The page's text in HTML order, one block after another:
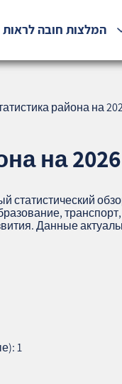
1.
המלצות חובה
района на
на 2026
статистический
Данные
1